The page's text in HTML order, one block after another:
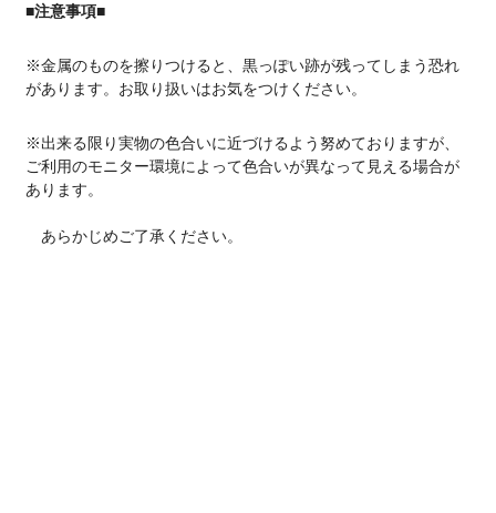
■注意事項■
※金属のものを擦りつけると、黒っぽい跡が残ってしまう恐れ
があります。お取り扱いはお気をつけください。
※出来る限り実物の色合いに近づけるよう努めておりますが、
ご利用のモニター環境によって色合いが異なって見える場合が
あります。
あらかじめご了承ください。